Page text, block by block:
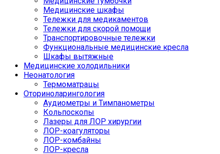
Медицинские шкафы
Тележки для медикаментов
Тележки для скорой помощи
Транспортировочные тележки
Функциональные медицинские кресла
Шкафы вытяжные
Медицинские холодильники
Неонатология
Термоматрацы
Оториноларингология
Аудиометры и Тимпанометры
Кольпоскопы
Лазеры для ЛОР хирургии
ЛОР-коагуляторы
ЛОР-комбайны
ЛОР-кресла